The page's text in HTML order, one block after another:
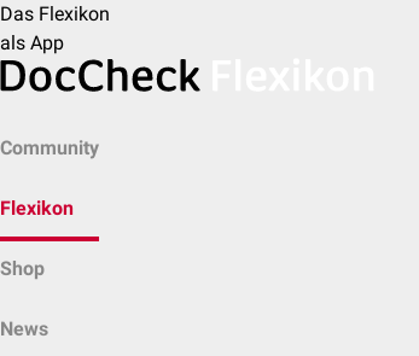
Das Flexikon
als App
Community
Flexikon
Shop
News